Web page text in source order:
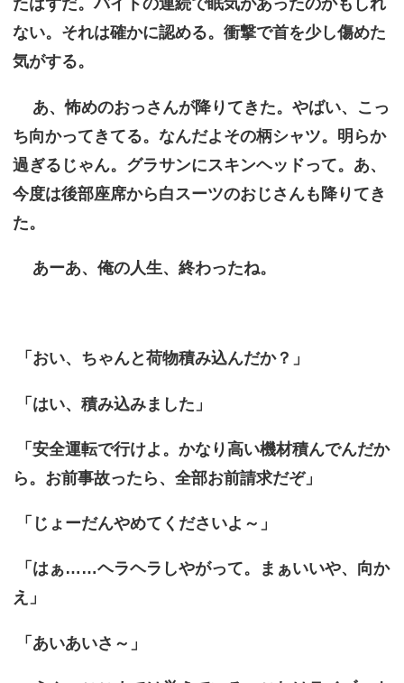
ない。それは確かに認める。衝撃で首を少し傷めた
気がする。
あ、怖めのおっさんが降りてきた。やばい、こっ
ち向かってきてる。なんだよその柄シャツ。明らか
過ぎるじゃん。グラサンにスキンヘッドって。あ、
今度は後部座席から白スーツのおじさんも降りてき
た。
あーあ、俺の人生、終わったね。
「おい、ちゃんと荷物積み込んだか？」
「はい、積み込みました」
「安全運転で行けよ。かなり高い機材積んでんだか
ら。お前事故ったら、全部お前請求だぞ」
「じょーだんやめてくださいよ～」
「はぁ……ヘラヘラしやがって。まぁいいや、向か
え」
「あいあいさ～」